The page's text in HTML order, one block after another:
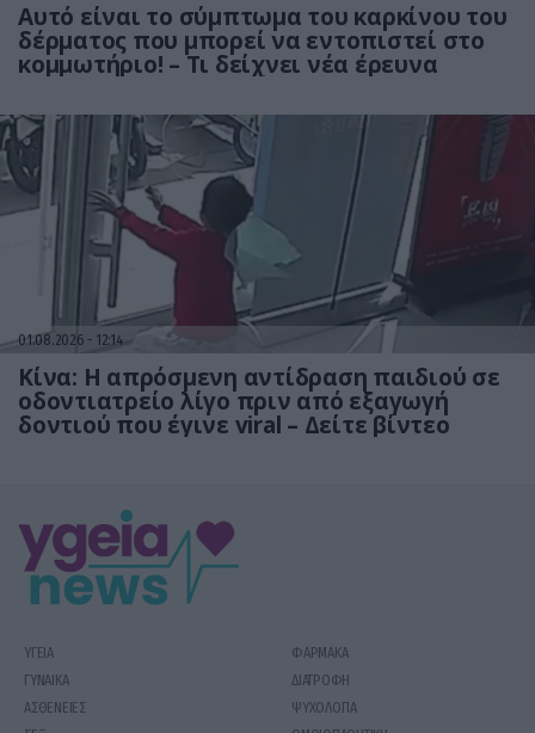
Αυτό είναι το σύμπτωμα του καρκίνου του
δέρματος που μπορεί να εντοπιστεί στο
κομμωτήριο! – Τι δείχνει νέα έρευνα
01.08.2026 12:14
Κίνα: Η απρόσμενη αντίδραση παιδιού σε
οδοντιατρείο λίγο πριν από εξαγωγή
δοντιού που έγινε viral – Δείτε βίντεο
ΥΓΕΙΑ
ΦΑΡΜΑΚΑ
ΓΥΝΑΙΚΑ
ΔΙΑΤΡΟΦΗ
ΑΣΘΕΝΕΙΕΣ
ΨΥΧΟΛΟΓΙΑ